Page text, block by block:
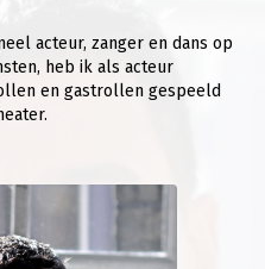
acteur, zanger en dans op
heb ik als acteur
en gastrollen gespeeld